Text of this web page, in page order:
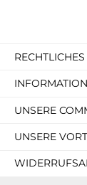
RECHTLICHES
INFORMATION
UNSERE
UNSERE